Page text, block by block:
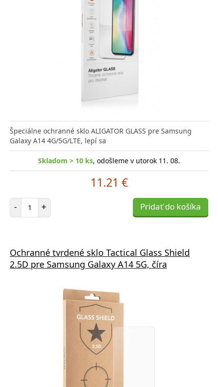
Špeciálne ochranné sklo ALIGATOR GLASS pre Samsung
Galaxy A14 4G/5G/LTE, lepí sa
Skladom > 10 ks, odošleme v utorok 11. 08.
11.21 €
- Počet položiek
+ Pridať do košíka
Ochranné tvrdené sklo Tactical Glass Shield
2.5D pre Samsung Galaxy A14 5G, číra